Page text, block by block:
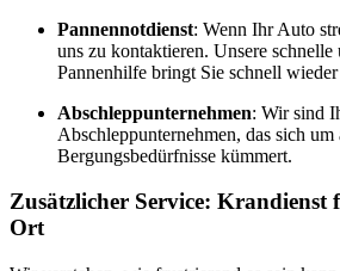
Pannennotdienst: Wenn Ihr Auto
uns zu kontaktieren. Unsere schnelle
Pannenhilfe bringt Sie schnell
Abschleppunternehmen: Wir sind
Abschleppunternehmen, das sich
Bergungsbedürfnisse kümmert.
Zusätzlicher Service: Krandienst
Ort